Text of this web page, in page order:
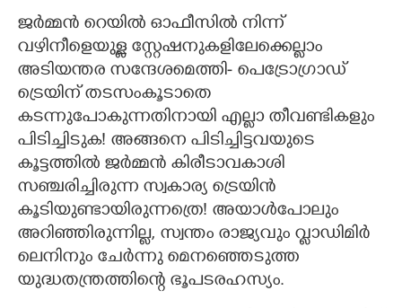
ജർമ്മൻ റെയിൽ ഓഫീസിൽ നിന്ന്
വഴിനീളെയുള്ള സ്റ്റേഷനുകളിലേക്കെല്ലാം
അടിയന്തര സന്ദേശമെത്തി- പെട്രോഗ്രാഡ്
ട്രെയിന് തടസംകൂടാതെ
കടന്നുപോകുന്നതിനായി എല്ലാ തീവണ്ടികളും
പിടിച്ചിടുക! അങ്ങനെ പിടിച്ചിട്ടവയുടെ
കൂട്ടത്തിൽ ജർമ്മൻ കിരീടാവകാശി
സഞ്ചരിച്ചിരുന്ന സ്വകാര്യ ട്രെയിൻ
കൂടിയുണ്ടായിരുന്നത്രെ! അയാൾപോലും
അറിഞ്ഞിരുന്നില്ല,​ സ്വന്തം രാജ്യവും വ്ളാഡിമിർ
ലെനിനും ചേർന്നു മെനഞ്ഞെടുത്ത
യുദ്ധതന്ത്രത്തിന്റെ ഭൂപടരഹസ്യം.